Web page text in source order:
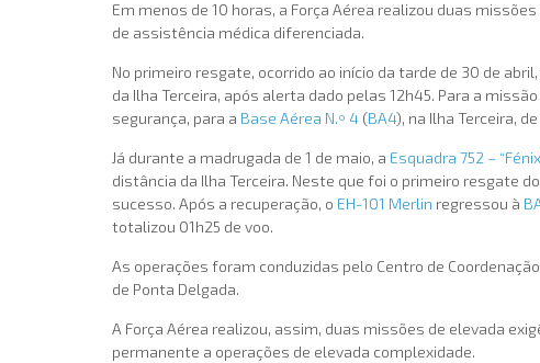
Em menos de 10 horas, a Força Aérea realizou duas
de assistência médica diferenciada.
No primeiro resgate, ocorrido ao início da tarde de 30 de
da Ilha Terceira, após alerta dado pelas 12h45. Para a
segurança, para a Base Aérea N.º 4 (BA4), na Ilha Terceira,
Já durante a madrugada de 1 de maio, a Esquadra 752 –
distância da Ilha Terceira. Neste que foi o primeiro resgate
sucesso. Após a recuperação, o EH-101 Merlin regressou à
totalizou 01h25 de voo.
As operações foram conduzidas pelo Centro de
de Ponta Delgada.
A Força Aérea realizou, assim, duas missões de elevada
permanente a operações de elevada complexidade.